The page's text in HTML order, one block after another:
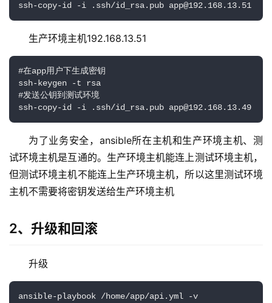
ssh-copy-id -i .ssh/id_rsa.pub app@192.168.13.51
生产环境主机192.168.13.51
#在app用户下生成密钥
ssh-keygen -t rsa
#发送公钥到测试环境
ssh-copy-id -i .ssh/id_rsa.pub app@192.168.13.49
为了业务安全，ansible所在主机和生产环境主机、测
试环境主机是互通的。生产环境主机能连上测试环境主机，
但测试环境主机不能连上生产环境主机，所以这里测试环境
主机不需要将密钥发送给生产环境主机
2、升级和回滚
升级
ansible-playbook /home/app/api.yml -v